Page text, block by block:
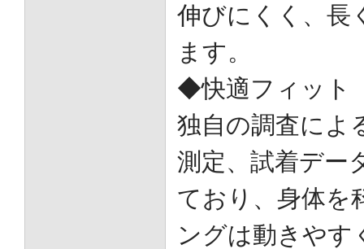
伸びにくく、長
ます。
◆快適フィット
独自の調査によ
測定、試着デー
ており、身体を
ングは動きやす